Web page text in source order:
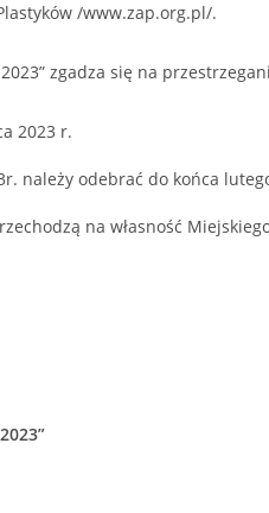
/www.zap.org.pl/.
zgadza się na
2023 r.
należy odebrać do końca
na własność